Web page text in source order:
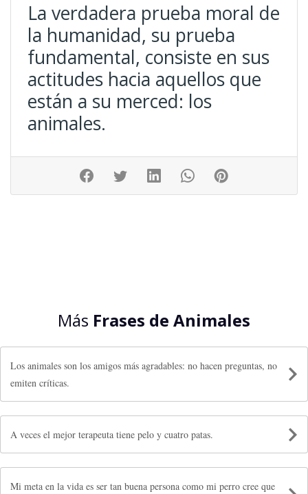
La verdadera prueba moral de
la humanidad, su prueba
fundamental, consiste en sus
actitudes hacia aquellos que
están a su merced: los
animales.
Más Frases de Animales
Los animales son los amigos más agradables: no hacen preguntas, no
emiten críticas.
A veces el mejor terapeuta tiene pelo y cuatro patas.
Mi meta en la vida es ser tan buena persona como mi perro cree que